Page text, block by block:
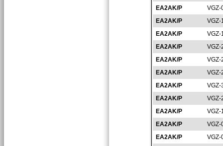
EA2AK/P
VGZ-
EA2AK/P
VGZ-
EA2AK/P
VGZ-
EA2AK/P
VGZ-
EA2AK/P
VGZ-
EA2AK/P
VGZ-
EA2AK/P
VGZ-
EA2AK/P
VGZ-
EA2AK/P
VGZ-
EA2AK/P
VGZ-
EA2AK/P
VGZ-